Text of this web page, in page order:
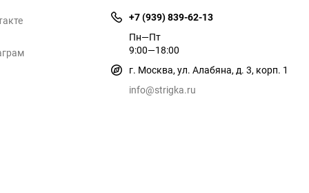
+7 (939) 839-62-13
Пн—Пт
9:00—18:00
г. Москва, ул. Алабяна, д. 3, корп. 1
info@strigka.ru